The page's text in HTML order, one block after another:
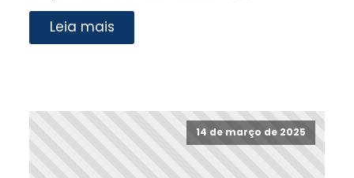
Leia mais
14 de março de 2025